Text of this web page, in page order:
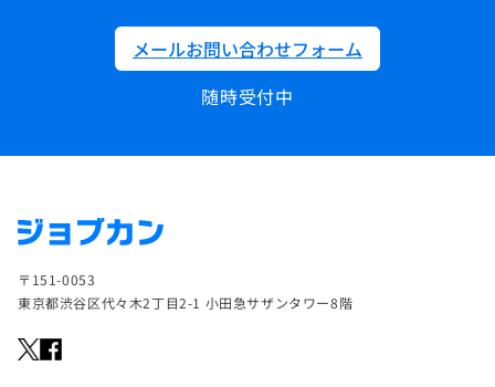
メールお問い合わせフォーム
随時受付中
〒151-0053
東京都渋谷区代々木2丁目2-1 小田急サザンタワー8階